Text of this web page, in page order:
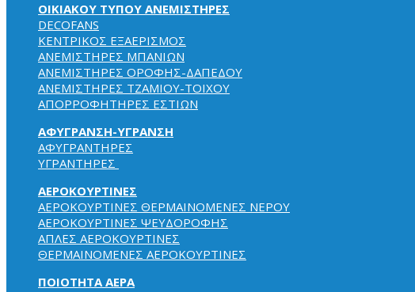
ΟΙΚΙΑΚΟΥ ΤΥΠΟΥ ΑΝΕΜΙΣΤΗΡΕΣ
DECOFANS
KENTPIKOΣ EΞAEPIΣMOΣ
ΑΝΕΜΙΣΤΗΡΕΣ ΜΠΑΝΙΩΝ
ΑΝΕΜΙΣΤΗΡΕΣ ΟΡΟΦΗΣ-ΔΑΠΕΔΟΥ
ΑΝΕΜΙΣΤΗΡΕΣ ΤΖΑΜΙΟΥ-ΤΟΙΧΟΥ
ΑΠΟΡΡΟΦΗΤΗΡΕΣ ΕΣΤΙΩΝ
ΑΦΥΓΡΑΝΣΗ-ΥΓΡΑΝΣΗ
ΑΦΥΓΡΑΝΤΗΡΕΣ
ΥΓΡΑΝΤΗΡΕΣ
ΑΕΡΟΚΟΥΡΤΙΝΕΣ
ΑΕΡΟΚΟΥΡΤΙΝΕΣ ΘΕΡΜΑΙΝΟΜΕΝΕΣ NEPOY
ΑΕΡΟΚΟΥΡΤΙΝΕΣ ΨΕΥΔΟΡΟΦΗΣ
ΑΠΛΕΣ ΑΕΡΟΚΟΥΡΤΙΝΕΣ
ΘΕΡΜΑΙΝΟΜΕΝΕΣ ΑΕΡΟΚΟΥΡΤΙΝΕΣ
ΠΟΙΟΤΗΤΑ ΑΕΡΑ